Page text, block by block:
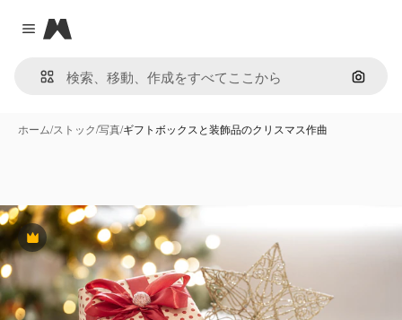
Close menu
Magnific
画像で
ホーム/ストック/写真/ギフトボックスと装飾品のクリスマス作曲
Premium